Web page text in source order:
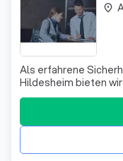
Als erfahrene
Hildesheim bieten
Bedürfnisse
durch unsere
Sicherheit hat für uns
place